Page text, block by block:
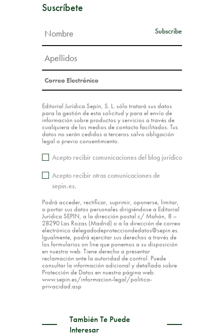
Suscríbete
Editorial Jurídica Sepín, S. L. sólo tratará sus datos
para la gestión de esta solicitud y para el envío de
información sobre productos y servicios a través de
cualquiera de los medios de contacto facilitados. Tus
datos no serán cedidos a terceros salvo obligación
legal o previo consentimiento.
Acepto recibir comunicaciones del blog jurídico
Acepto recibir otras comunicaciones de
sepin.es.
Podrá acceder, rectificar, suprimir, oponerse, limitar,
o portar sus datos personales dirigiéndose a Editorial
Jurídica SEPIN, a la dirección postal c/ Mahón, 8 –
28290 Las Rozas (Madrid) o a la dirección de correo
electrónico delegadodeprotecciondedatos@sepin.es.
Igualmente, podrá ejercitar sus derechos a través de
los formularios on line que ponemos a su disposición
en nuestra web. Tiene derecho a presentar
reclamación ante la autoridad de control. Puede
consultar la información adicional y detallada sobre
Protección de Datos en nuestra página web:
www.sepin.es/informacion-legal/politica-
privacidad.asp
También Te Puede
Interesar